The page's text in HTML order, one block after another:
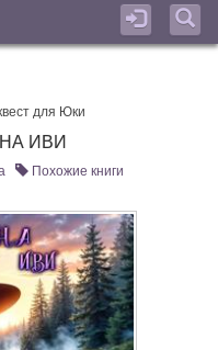
для Юки
ИВИ
Похожие книги